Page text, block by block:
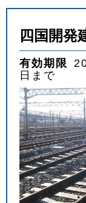
四国開
有効期限
日まで